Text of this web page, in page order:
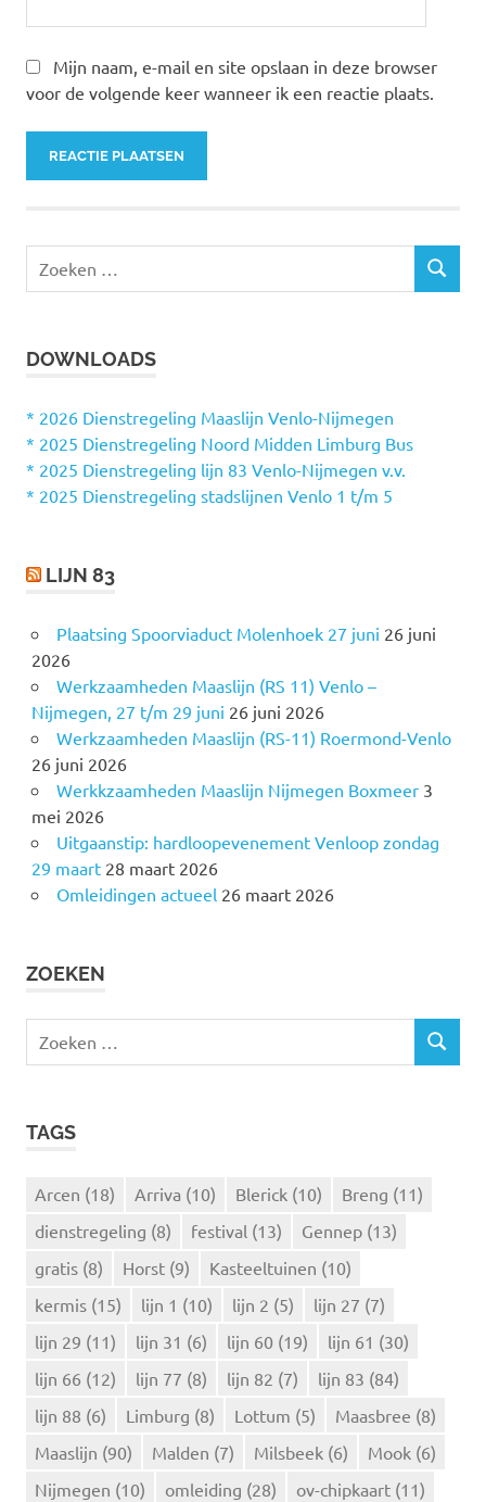
Mijn naam, e-mail en site opslaan in deze browser
voor de volgende keer wanneer ik een reactie plaats.
e
n
a
a
r
Z
DOWNLOADS
* 2026 Dienstregeling Maaslijn Venlo-Nijmegen
* 2025 Dienstregeling Noord Midden Limburg Bus
* 2025 Dienstregeling lijn 83 Venlo-Nijmegen v.v.
* 2025 Dienstregeling stadslijnen Venlo 1 t/m 5
LIJN 83
Plaatsing Spoorviaduct Molenhoek 27 juni 26 juni
2026
Werkzaamheden Maaslijn (RS 11) Venlo –
Nijmegen, 27 t/m 29 juni 26 juni 2026
Werkzaamheden Maaslijn (RS-11) Roermond-Venlo
26 juni 2026
Werkkzaamheden Maaslijn Nijmegen Boxmeer 3
mei 2026
Uitgaanstip: hardloopevenement Venloop zondag
29 maart 28 maart 2026
Omleidingen actueel 26 maart 2026
ZOEKEN
e
Z
TAGS
Arcen (18) Arriva (10) Blerick (10) Breng (11)
dienstregeling (8) festival (13) Gennep (13)
gratis (8) Horst (9) Kasteeltuinen (10)
kermis (15) lijn 1 (10) lijn 2 (5) lijn 27 (7)
lijn 29 (11) lijn 31 (6) lijn 60 (19) lijn 61 (30)
lijn 66 (12) lijn 77 (8) lijn 82 (7) lijn 83 (84)
lijn 88 (6) Limburg (8) Lottum (5) Maasbree (8)
Maaslijn (90) Malden (7) Milsbeek (6) Mook (6)
Nijmegen (10) omleiding (28) ov-chipkaart (11)